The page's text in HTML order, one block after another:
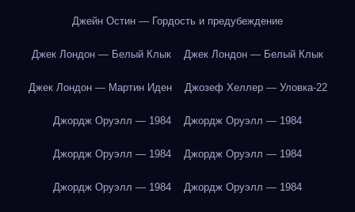
Джейн Остин — Гордость и предубеждение
Джек Лондон — Белый Клык Джек Лондон — Белый Клык
Джек Лондон — Мартин Иден Джозеф Хеллер — Уловка-22
Джордж Оруэлл — 1984 Джордж Оруэлл — 1984
Джордж Оруэлл — 1984 Джордж Оруэлл — 1984
Джордж Оруэлл — 1984 Джордж Оруэлл — 1984